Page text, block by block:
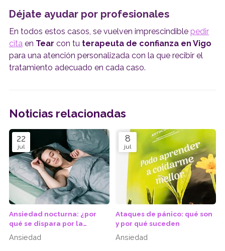
Déjate ayudar por profesionales
En todos estos casos, se vuelven imprescindible pedir
cita en Tear con tu terapeuta de confianza en Vigo
para una atención personalizada con la que recibir el
tratamiento adecuado en cada caso.
Noticias relacionadas
22
jul
Ansiedad nocturna: ¿por
qué se dispara por la
noche?
Ansiedad
8
jul
Ataques de pánico: qué son
y por qué suceden
Ansiedad